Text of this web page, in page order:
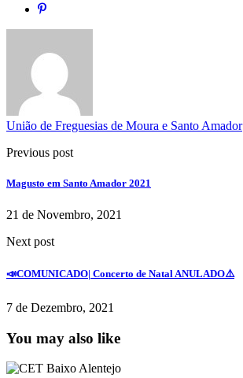
União de Freguesias de Moura e Santo Amador
Previous post
Magusto em Santo Amador 2021
21 de Novembro, 2021
Next post
📣COMUNICADO| Concerto de Natal ANULADO⚠️
7 de Dezembro, 2021
You may also like